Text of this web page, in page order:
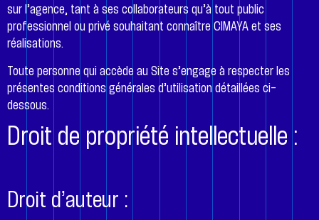
sur l’agence, tant à ses collaborateurs qu’à tout public
professionnel ou privé souhaitant connaître CIMAYA et ses
réalisations.
Toute personne qui accède au Site s’engage à respecter les
présentes conditions générales d’utilisation détaillées ci-
dessous.
Droit de propriété intellectuelle :
Droit d’auteur :